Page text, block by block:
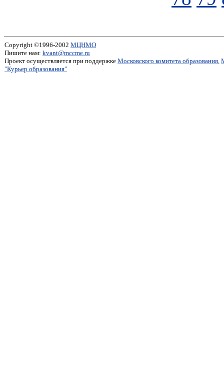
Copyright ©1996-2002 МЦНМО
Пишите нам: kvant@mccme.ru
Проект осуществляется при поддержке Московского комитета образования,
"Курьер образования"